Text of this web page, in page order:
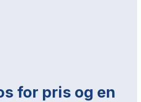
for pris og en